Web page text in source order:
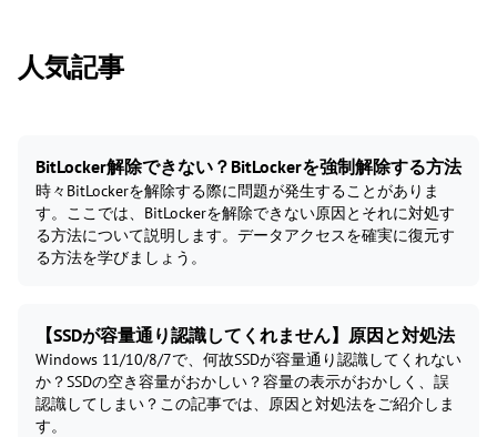
人気記事
BitLocker解除できない？BitLockerを強制解除する方法
時々BitLockerを解除する際に問題が発生することがありま
す。ここでは、BitLockerを解除できない原因とそれに対処す
る方法について説明します。データアクセスを確実に復元す
る方法を学びましょう。
【SSDが容量通り認識してくれません】原因と対処法
Windows 11/10/8/7で、何故SSDが容量通り認識してくれない
か？SSDの空き容量がおかしい？容量の表示がおかしく、誤
認識してしまい？この記事では、原因と対処法をご紹介しま
す。